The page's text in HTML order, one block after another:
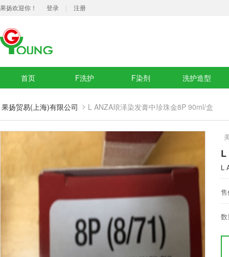
果扬欢迎你！ 登录 | 注册
首页 F洗护 F染剂 洗护造型
果扬贸易(上海)有限公司 > L ANZA琅泽染发膏中珍珠金8P 90ml/盒
L
L